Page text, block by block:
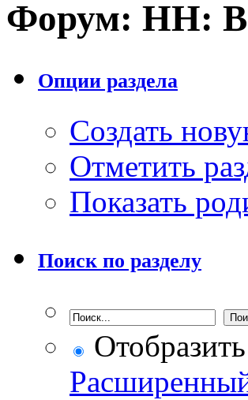
Форум: НН:
Опции раздела
Создать
Отметить
Показать
Поиск по разделу